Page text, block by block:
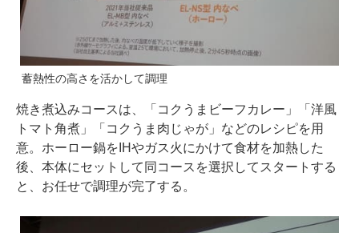
蓄熱性の高さを活かして調理
焼き煮込みコースは、「コクうまビーフカレー」「洋風
トマト角煮」「コクうま肉じゃが」などのレシピを用
意。ホーロー鍋をIHやガス火にかけて食材を加熱した
後、本体にセットして同コースを選択してスタートする
と、お任せで調理が完了する。